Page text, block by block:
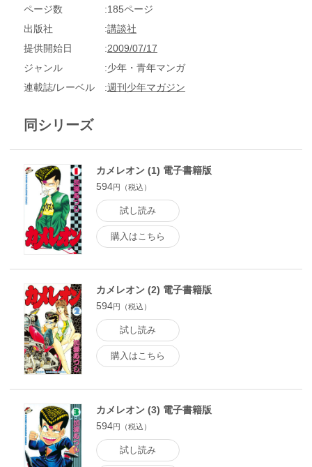
ページ数
185ページ
出版社
講談社
提供開始日
2009/07/17
ジャンル
少年・青年マンガ
連載誌/レーベル
週刊少年マガジン
同シリーズ
カメレオン (1) 電子書籍版
594円（税込）
試し読み
購入はこちら
カメレオン (2) 電子書籍版
594円（税込）
試し読み
購入はこちら
カメレオン (3) 電子書籍版
594円（税込）
試し読み